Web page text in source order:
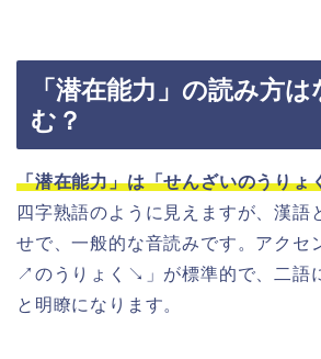
「潜在能力」の読み方
む？
「潜在能力」は「せんざいのうりょ
四字熟語のように見えますが、漢語
せで、一般的な音読みです。アクセ
↗のうりょく↘」が標準的で、二語
と明瞭になります。